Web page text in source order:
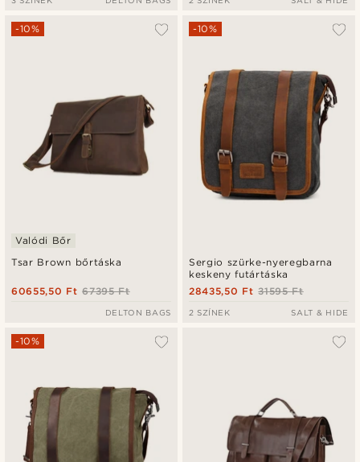
Tsar Brown bőrtáska
-10%
Valódi Bőr
67395 Ft
60655,50 Ft
DELTON BAGS
Sergio szürke-nyeregbarna
keskeny futártáska
-10%
31595 Ft
28435,50 Ft
2 SZÍNEK SALT & HIDE
-10%